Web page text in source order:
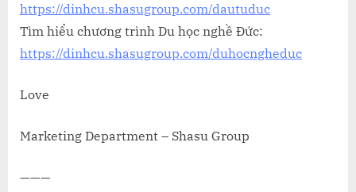
https://dinhcu.shasugroup.com/dautuduc
Tìm hiểu chương trình Du học nghề Đức:
https://dinhcu.shasugroup.com/duhocngheduc
Love
Marketing Department – Shasu Group
———